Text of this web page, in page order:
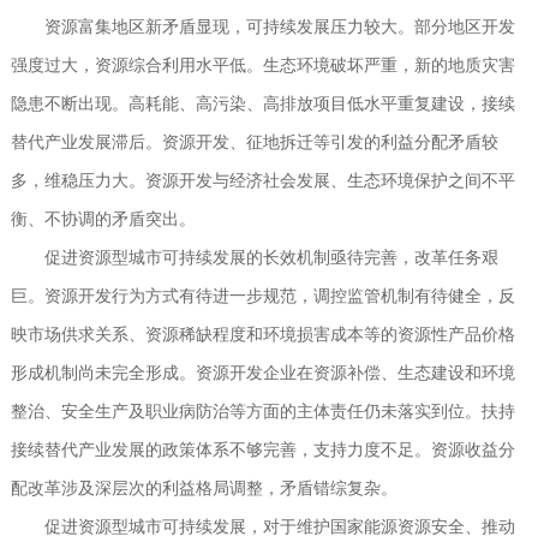
资源富集地区新矛盾显现，可持续发展压力较大。部分地区开发
强度过大，资源综合利用水平低。生态环境破坏严重，新的地质灾害
隐患不断出现。高耗能、高污染、高排放项目低水平重复建设，接续
替代产业发展滞后。资源开发、征地拆迁等引发的利益分配矛盾较
多，维稳压力大。资源开发与经济社会发展、生态环境保护之间不平
衡、不协调的矛盾突出。
促进资源型城市可持续发展的长效机制亟待完善，改革任务艰
巨。资源开发行为方式有待进一步规范，调控监管机制有待健全，反
映市场供求关系、资源稀缺程度和环境损害成本等的资源性产品价格
形成机制尚未完全形成。资源开发企业在资源补偿、生态建设和环境
整治、安全生产及职业病防治等方面的主体责任仍未落实到位。扶持
接续替代产业发展的政策体系不够完善，支持力度不足。资源收益分
配改革涉及深层次的利益格局调整，矛盾错综复杂。
促进资源型城市可持续发展，对于维护国家能源资源安全、推动